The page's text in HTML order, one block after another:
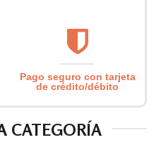
Pago seguro con tarjeta
de crédito/débito
CATEGORÍA